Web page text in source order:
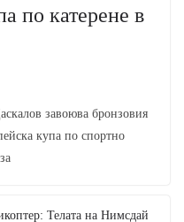
по катерене в
завоюва бронзовия
купа по спортно
Телата на Нимсдай